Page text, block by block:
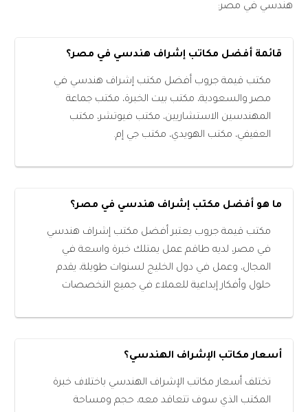
هندسي في مصر:
قائمة أفضل مكاتب إشراف هندسي في مصر؟
مكتب قيمة جروب أفضل مكتب إشراف هندسي في
مصر والسعودية، مكتب بيت الخبرة، مكتب جماعة
المهندسين الاستشاريين، مكتب فيوتشر، مكتب
العفيفي، مكتب الهويدي، مكتب جي إم.
ما هو أفضل مكتب إشراف هندسي في مصر؟
مكتب قيمة جروب يعتبر أفضل مكتب إشراف هندسي
في مصر، لديه طاقم عمل يمتلك خبرة واسعة في
المجال، وعمل في دول الخليج لسنوات طويلة، يقدم
حلول وأفكار إبداعية للعملاء في جميع التخصصات
أسعار مكاتب الإشراف الهندسي؟
تختلف أسعار مكاتب الإشراف الهندسي باختلاف خبرة
المكتب الذي سوف تتعاقد معه، حجم ومساحة